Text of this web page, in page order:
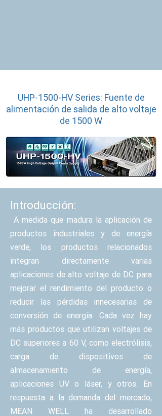
UHP-1500-HV Series: Fuente de
alimentación de salida de alto voltaje
de 1500 W
Introducción:
A medida que madura la aplicación de
productos industriales y de energía
verde, los productos relacionados
integran directamente varias
aplicaciones de alto voltaje de DC para
mejorar el rendimiento del producto o
reducir las pérdidas innecesarias de
conversión de energía. Cada vez hay
más productos que utilizan voltajes de
DC superiores a 60 V, como electrólisis,
carga de dispositivos de
almacenamiento de energía,
aplicaciones UV o láser, y otros. En
respuesta a la demanda del mercado,
MEAN WELL ha desarrollado